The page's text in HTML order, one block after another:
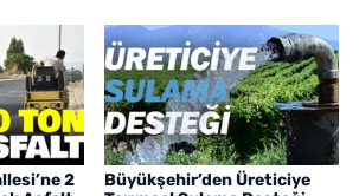
2
Büyükşehir’den Üreticiye